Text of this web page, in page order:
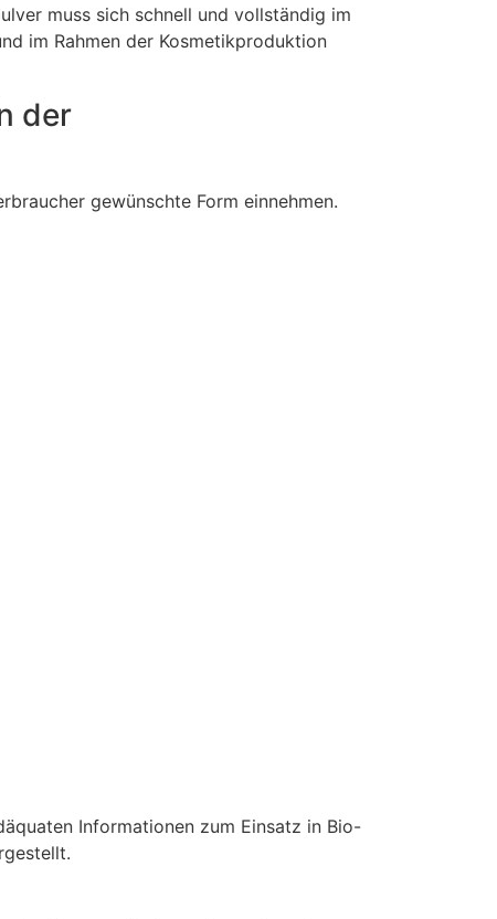
muss sich schnell und vollständig im
im Rahmen der Kosmetikproduktion
der
gewünschte Form einnehmen.
Informationen zum Einsatz in Bio-